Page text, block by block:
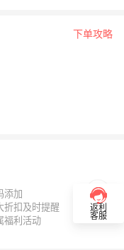
下单攻略
返利
客服